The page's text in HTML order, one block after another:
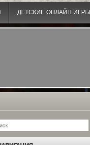
ДЕТСКИЕ ОНЛАЙН ИГРЫ